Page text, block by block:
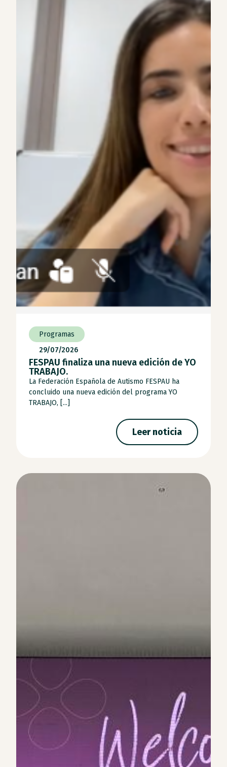
Programas
29/07/2026
FESPAU finaliza una nueva edición de YO
TRABAJO.
La Federación Española de Autismo FESPAU ha
concluido una nueva edición del programa YO
TRABAJO, [...]
Leer noticia